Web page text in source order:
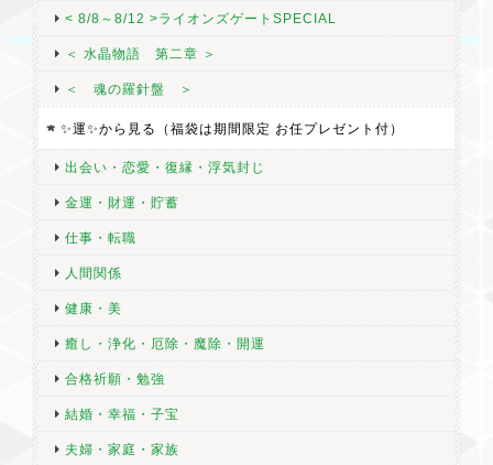
< 8/8～8/12 >ライオンズゲートSPECIAL
＜ 水晶物語 第二章 ＞
＜ 魂の羅針盤 ＞
✨運✨から見る（福袋は期間限定 お任プレゼント付）
出会い・恋愛・復縁・浮気封じ
金運・財運・貯蓄
仕事・転職
人間関係
健康・美
癒し・浄化・厄除・魔除・開運
合格祈願・勉強
結婚・幸福・子宝
夫婦・家庭・家族